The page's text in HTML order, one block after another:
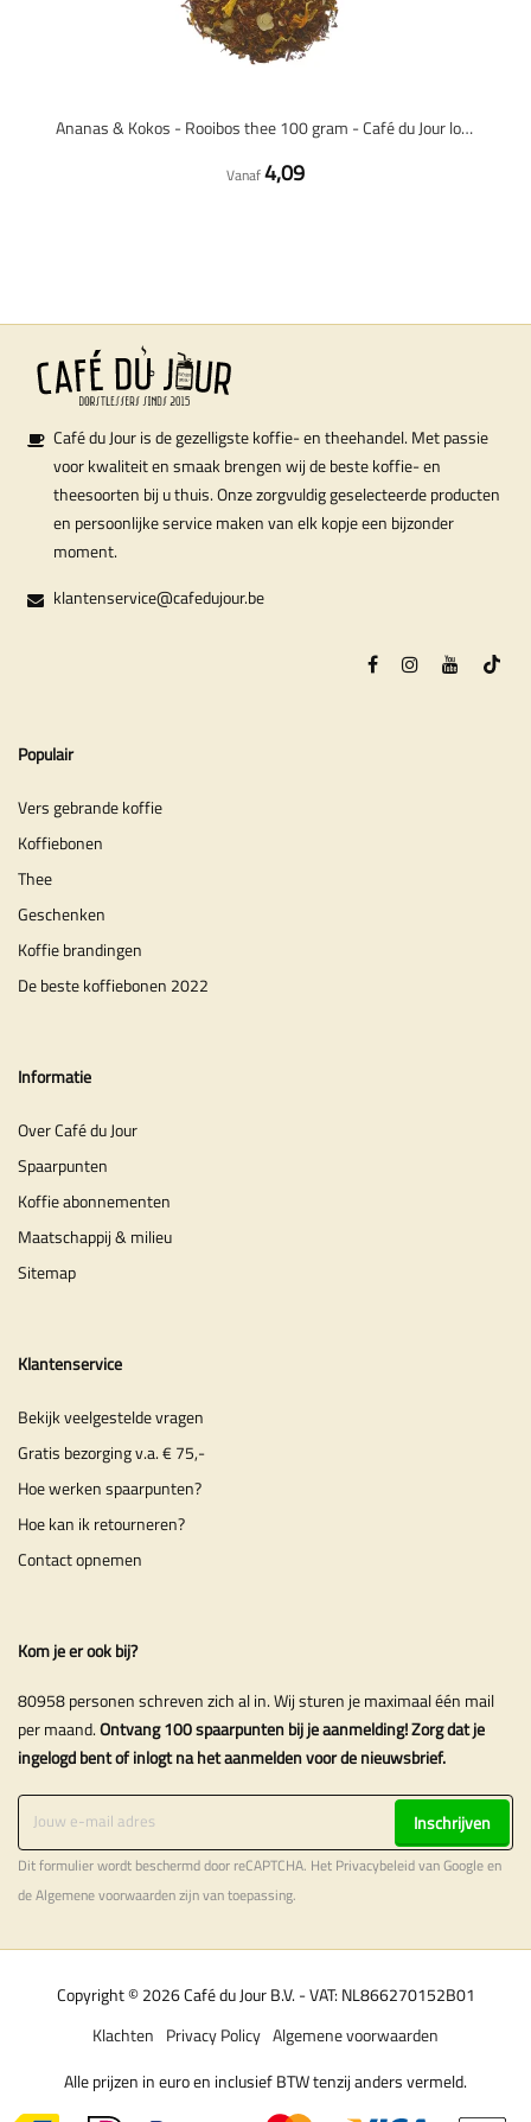
Ananas & Kokos - Rooibos thee 100 gram - Café du Jour losse thee
Vanaf4,09
Café du Jour is de gezelligste koffie- en theehandel. Met passie
voor kwaliteit en smaak brengen wij de beste koffie- en
theesoorten bij u thuis. Onze zorgvuldig geselecteerde producten
en persoonlijke service maken van elk kopje een bijzonder
moment.
klantenservice@cafedujour.be
Populair
Vers gebrande koffie
Koffiebonen
Thee
Geschenken
Koffie brandingen
De beste koffiebonen 2022
Informatie
Over Café du Jour
Spaarpunten
Koffie abonnementen
Maatschappij & milieu
Sitemap
Klantenservice
Bekijk veelgestelde vragen
Gratis bezorging v.a. € 75,-
Hoe werken spaarpunten?
Hoe kan ik retourneren?
Contact opnemen
Kom je er ook bij?
80958 personen schreven zich al in. Wij sturen je maximaal één mail
per maand.Ontvang 100 spaarpunten bij je aanmelding! Zorg dat je
ingelogd bent of inlogt na het aanmelden voor de nieuwsbrief.
Inschrijven
Dit formulier wordt beschermd door reCAPTCHA. Het Privacybeleidvan Google en
deAlgemene voorwaardenzijn van toepassing.
Copyright © 2026 Café du Jour B.V. - VAT: NL866270152B01
Algemene voorwaarden
Privacy Policy
Klachten
Alle prijzen in euro en inclusief BTW tenzij anders vermeld.